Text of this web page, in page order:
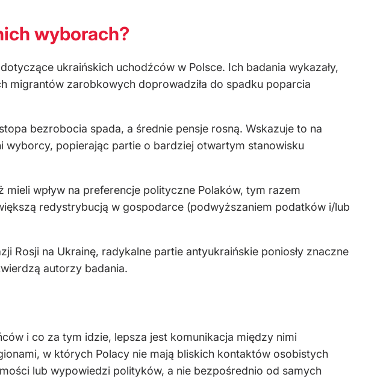
wyborach?
ukraińskich uchodźców w Polsce. Ich badania wykazały,
migrantów zarobkowych doprowadziła do spadku poparcia
bezrobocia spada, a średnie pensje rosną. Wskazuje to na
wyborcy, popierając partie o bardziej otwartym stanowisku
wpływ na preferencje polityczne Polaków, tym razem
redystrybucją w gospodarce (podwyższaniem podatków i/lub
Rosji na Ukrainę, radykalne partie antyukraińskie poniosły znaczne
autorzy badania.
i co za tym idzie, lepsza jest komunikacja między nimi
w których Polacy nie mają bliskich kontaktów osobistych
lub wypowiedzi polityków, a nie bezpośrednio od samych